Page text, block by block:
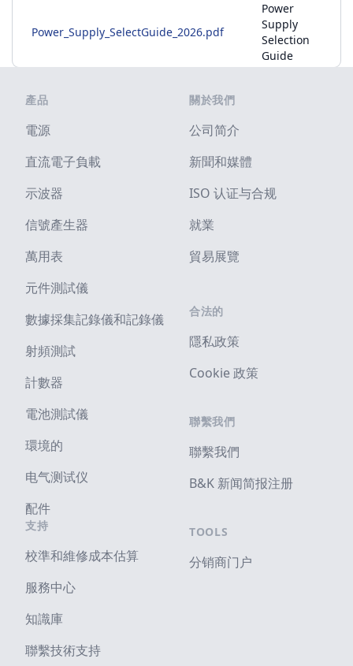
Power_Supply_SelectGuide_2026.pdf
Power
Supply
Selection
Guide
產品
電源
直流電子負載
示波器
信號產生器
萬用表
元件測試儀
數據採集記錄儀和記錄儀
射頻測試
計數器
電池測試儀
環境的
电气测试仪
配件
支持
校準和維修成本估算
服務中心
知識庫
聯繫技術支持
關於我們
公司简介
新聞和媒體
ISO 认证与合规
就業
貿易展覽
合法的
隱私政策
Cookie 政策
聯繫我們
聯繫我們
B&K 新闻简报注册
TOOLS
分销商门户